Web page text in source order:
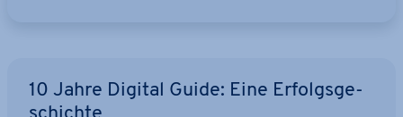
10 Jahre Digital Guide: Eine Er­folgs­ge­